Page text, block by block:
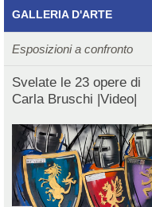
GALLERIA D'ARTE
Esposizioni a confronto
Svelate le 23 opere di
Carla Bruschi |Video|